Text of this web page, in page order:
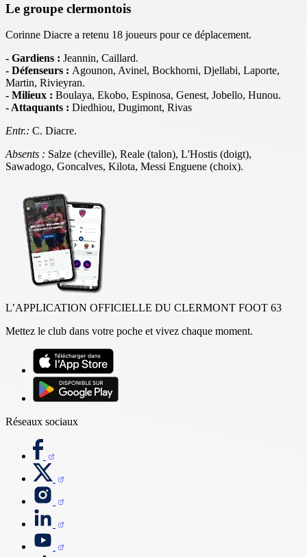
Le groupe clermontois
Corinne Diacre a retenu 18 joueurs pour ce déplacement.
- Gardiens : Jeannin, Caillard.
- Défenseurs : Agounon, Avinel, Bockhorni, Djellabi, Laporte,
Martin, Rivieyran.
- Milieux : Boulaya, Ekobo, Espinosa, Genest, Jobello, Hunou.
- Attaquants : Diedhiou, Dugimont, Rivas
Entr.: C. Diacre.
Absents : Salze (cheville), Reale (talon), L'Hostis (doigt),
Sawadogo, Goncalves, Kilota, Messi Enguene (choix).
L’APPLICATION OFFICIELLE DU CLERMONT FOOT 63
Mettez le club dans votre poche et vivez chaque moment.
Réseaux sociaux